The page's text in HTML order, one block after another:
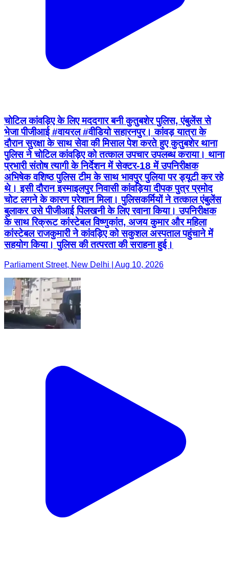
चोटिल कांवड़िए के लिए मददगार बनी कुतुबशेर पुलिस, एंबुलेंस से
भेजा पीजीआई #वायरल #वीडियो सहारनपुर। कांवड़ यात्रा के
दौरान सुरक्षा के साथ सेवा की मिसाल पेश करते हुए कुतुबशेर थाना
पुलिस ने चोटिल कांवड़िए को तत्काल उपचार उपलब्ध कराया। थाना
प्रभारी संतोष त्यागी के निर्देशन में सेक्टर-18 में उपनिरीक्षक
अभिषेक वशिष्ठ पुलिस टीम के साथ भावपुर पुलिया पर ड्यूटी कर रहे
थे। इसी दौरान इस्माइलपुर निवासी कांवड़िया दीपक पुत्र प्रमोद
चोट लगने के कारण परेशान मिला। पुलिसकर्मियों ने तत्काल एंबुलेंस
बुलाकर उसे पीजीआई पिलखनी के लिए रवाना किया। उपनिरीक्षक
के साथ रिक्रूट कांस्टेबल विष्णुकांत, अजय कुमार और महिला
कांस्टेबल राजकुमारी ने कांवड़िए को सकुशल अस्पताल पहुंचाने में
सहयोग किया। पुलिस की तत्परता की सराहना हुई।
Parliament Street, New Delhi | Aug 10, 2026